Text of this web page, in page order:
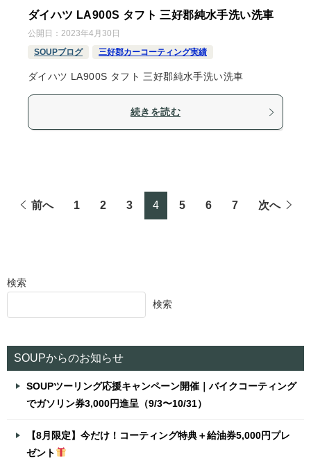
ダイハツ LA900S タフト 三好郡純水手洗い洗車
公開日： 2023年4月30日
SOUPブログ
三好郡カーコーティング実績
ダイハツ LA900S タフト 三好郡純水手洗い洗車
続きを読む
前へ 1 2 3 4 5 6 7 次へ
検索
検索
SOUPからのお知らせ
SOUPツーリング応援キャンペーン開催｜バイクコーティング
でガソリン券3,000円進呈（9/3〜10/31）
【8月限定】今だけ！コーティング特典＋給油券5,000円プレ
ゼント